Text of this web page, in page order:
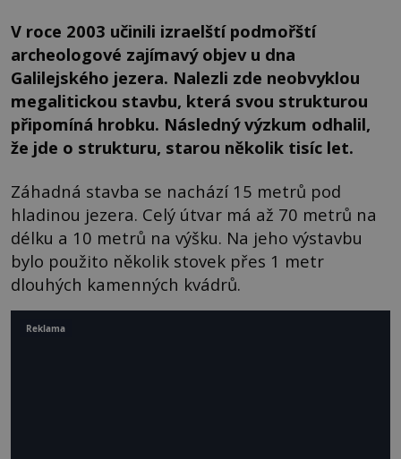
V roce 2003 učinili izraelští podmořští
archeologové zajímavý objev u dna
Galilejského jezera. Nalezli zde neobvyklou
megalitickou stavbu, která svou strukturou
připomíná hrobku. Následný výzkum odhalil,
že jde o strukturu, starou několik tisíc let.
Záhadná stavba se nachází 15 metrů pod
hladinou jezera. Celý útvar má až 70 metrů na
délku a 10 metrů na výšku. Na jeho výstavbu
bylo použito několik stovek přes 1 metr
dlouhých kamenných kvádrů.
Reklama